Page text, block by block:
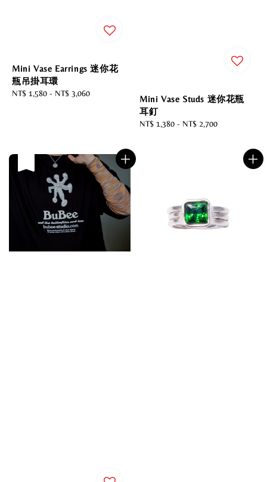
Mini Vase Earrings 迷你花
瓶吊掛耳環
Regular
NT$ 1,580 - NT$ 3,060
Mini Vase Studs 迷你花瓶
耳釘
Regular
NT$ 1,380 - NT$ 2,700